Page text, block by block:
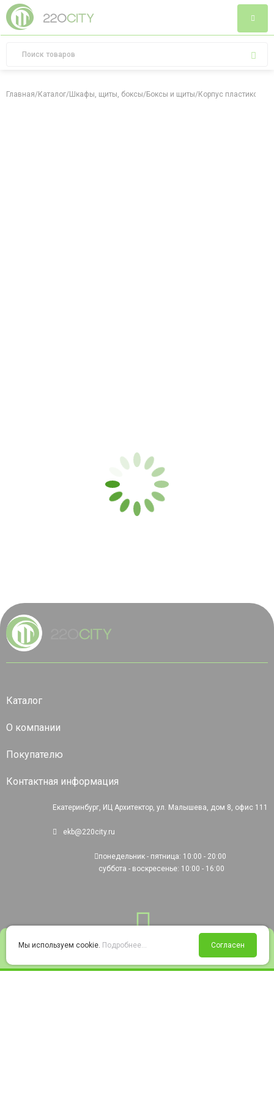
Войти Избранное Корзина
Главная/Каталог/Шкафы, щиты, боксы/Боксы и щиты/Корпус пластиковый
Каталог
О компании
Покупателю
Контактная информация
Екатеринбург, ИЦ Архитектор, ул. Малышева, дом 8, офис 111
ekb@220city.ru
понедельник - пятница: 10:00 - 20:00
суббота - воскресенье: 10:00 - 16:00
Мы используем cookie. Подробнее... Согласен